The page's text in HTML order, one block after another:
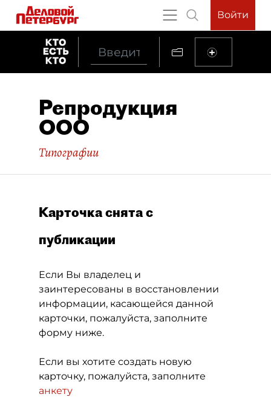
Войти
Репродукция
ООО
Типографии
Карточка снята с
публикации
Если Вы владелец и
заинтересованы в восстановлении
информации, касающейся данной
карточки, пожалуйста, заполните
форму ниже.
Если вы хотите создать новую
карточку, пожалуйста, заполните
анкету